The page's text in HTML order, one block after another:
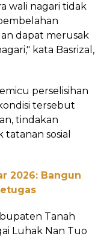
wali nagari tidak
dapat merusak
kata Basrizal,
perselisihan
tersebut
tindakan
sosial
2026: Bangun
Tanah
Luhak Nan Tuo